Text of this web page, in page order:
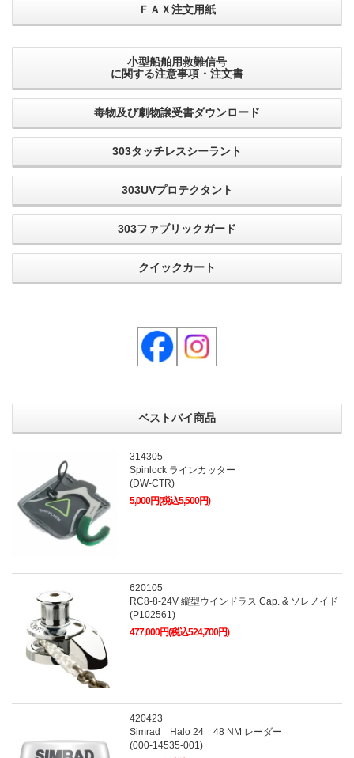
ＦＡＸ注文用紙
小型船舶用救難信号
に関する注意事項・注文書
毒物及び劇物譲受書ダウンロード
303タッチレスシーラント
303UVプロテクタント
303ファブリックガード
クイックカート
ベストバイ商品
314305
Spinlock ラインカッター
(DW-CTR)
5,000円(税込5,500円)
620105
RC8-8-24V 縦型ウインドラス Cap. & ソレノイド
(P102561)
477,000円(税込524,700円)
420423
Simrad Halo 24 48 NM レーダー
(000-14535-001)